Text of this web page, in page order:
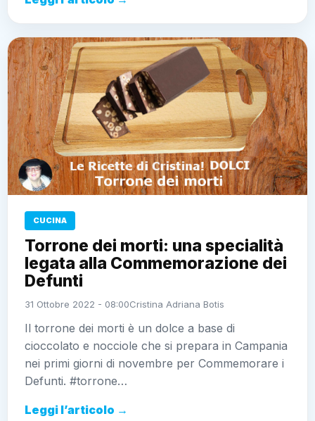
CUCINA
Torrone dei morti: una specialità
legata alla Commemorazione dei
Defunti
31 Ottobre 2022 - 08:00Cristina Adriana Botis
Il torrone dei morti è un dolce a base di
cioccolato e nocciole che si prepara in Campania
nei primi giorni di novembre per Commemorare i
Defunti. #torrone…
Leggi l’articolo →